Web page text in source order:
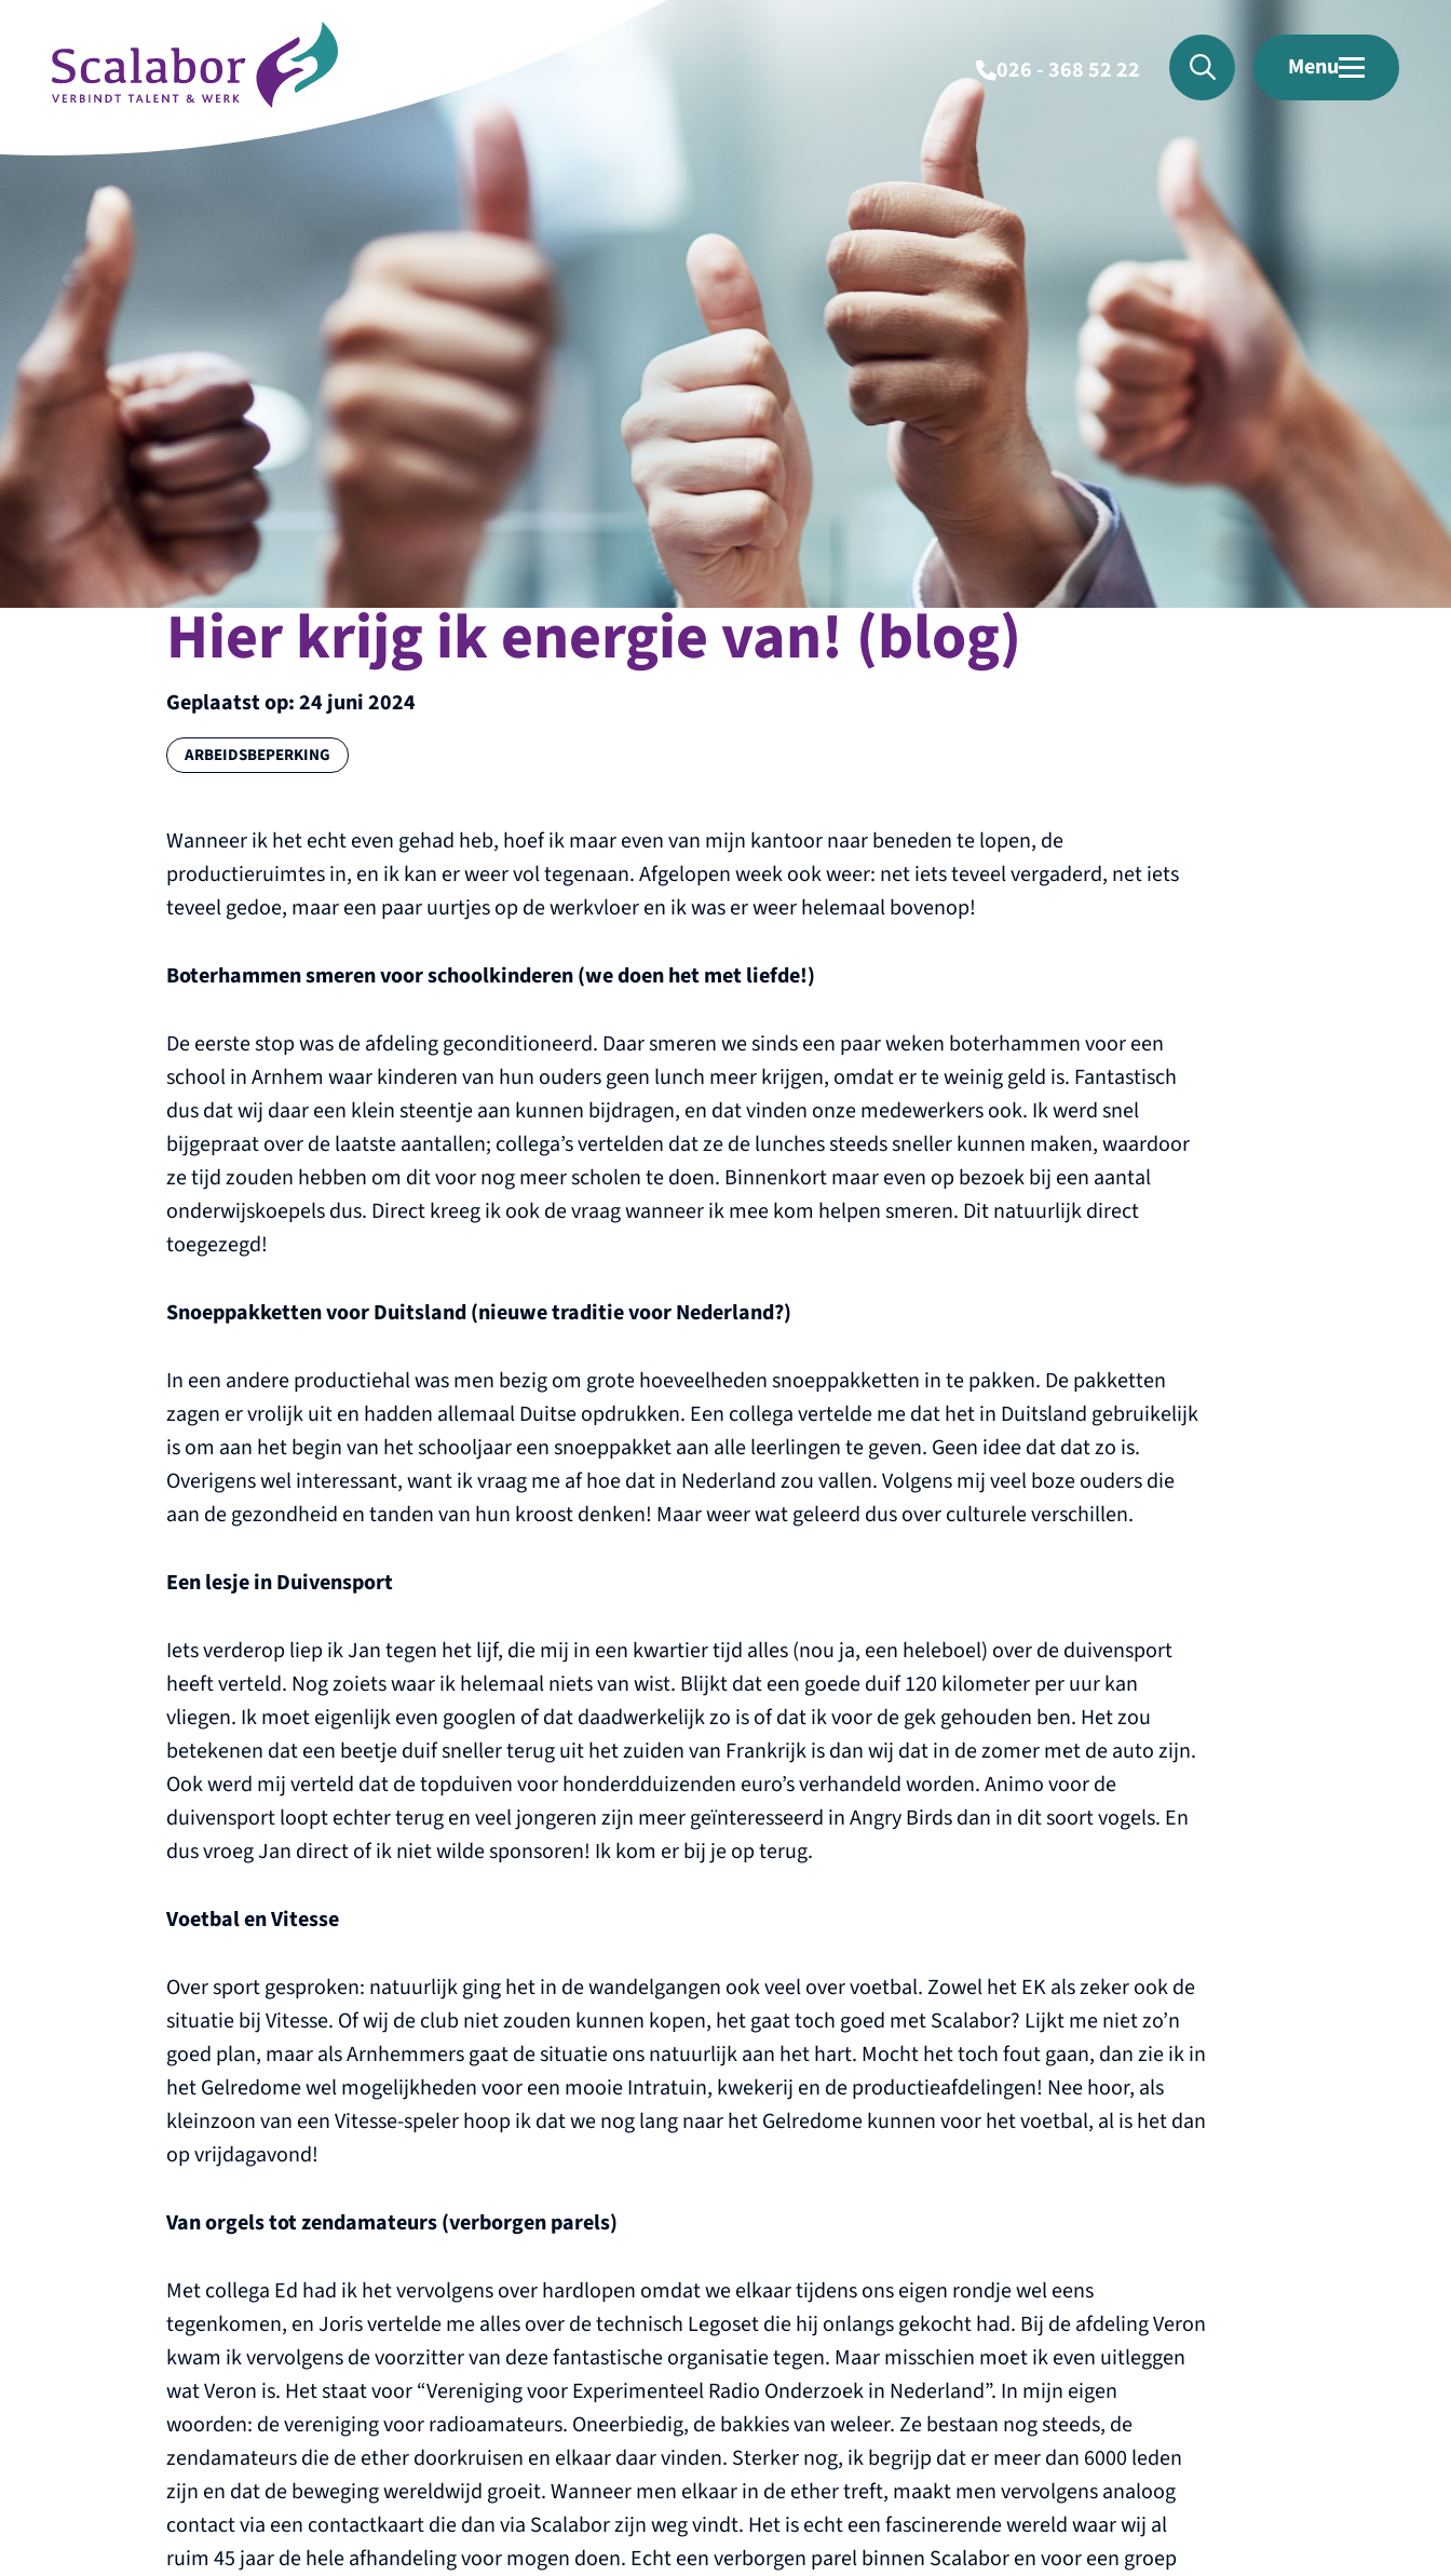
026 - 368 52 22
Menu
Hier krijg ik energie van! (blog)
Geplaatst op:24 juni 2024
Categorie:
ARBEIDSBEPERKING
Wanneer ik het echt even gehad heb, hoef ik maar even van mijn kantoor naar beneden te lopen, de
productieruimtes in, en ik kan er weer vol tegenaan. Afgelopen week ook weer: net iets teveel vergaderd, net iets
teveel gedoe, maar een paar uurtjes op de werkvloer en ik was er weer helemaal bovenop!
Boterhammen smeren voor schoolkinderen (we doen het met liefde!)
De eerste stop was de afdeling geconditioneerd. Daar smeren we sinds een paar weken boterhammen voor een
school in Arnhem waar kinderen van hun ouders geen lunch meer krijgen, omdat er te weinig geld is. Fantastisch
dus dat wij daar een klein steentje aan kunnen bijdragen, en dat vinden onze medewerkers ook. Ik werd snel
bijgepraat over de laatste aantallen; collega’s vertelden dat ze de lunches steeds sneller kunnen maken, waardoor
ze tijd zouden hebben om dit voor nog meer scholen te doen. Binnenkort maar even op bezoek bij een aantal
onderwijskoepels dus. Direct kreeg ik ook de vraag wanneer ik mee kom helpen smeren. Dit natuurlijk direct
toegezegd!
Snoeppakketten voor Duitsland (nieuwe traditie voor Nederland?)
In een andere productiehal was men bezig om grote hoeveelheden snoeppakketten in te pakken. De pakketten
zagen er vrolijk uit en hadden allemaal Duitse opdrukken. Een collega vertelde me dat het in Duitsland gebruikelijk
is om aan het begin van het schooljaar een snoeppakket aan alle leerlingen te geven. Geen idee dat dat zo is.
Overigens wel interessant, want ik vraag me af hoe dat in Nederland zou vallen. Volgens mij veel boze ouders die
aan de gezondheid en tanden van hun kroost denken! Maar weer wat geleerd dus over culturele verschillen.
Een lesje in Duivensport
Iets verderop liep ik Jan tegen het lijf, die mij in een kwartier tijd alles (nou ja, een heleboel) over de duivensport
heeft verteld. Nog zoiets waar ik helemaal niets van wist. Blijkt dat een goede duif 120 kilometer per uur kan
vliegen. Ik moet eigenlijk even googlen of dat daadwerkelijk zo is of dat ik voor de gek gehouden ben. Het zou
betekenen dat een beetje duif sneller terug uit het zuiden van Frankrijk is dan wij dat in de zomer met de auto zijn.
Ook werd mij verteld dat de topduiven voor honderdduizenden euro’s verhandeld worden. Animo voor de
duivensport loopt echter terug en veel jongeren zijn meer geïnteresseerd in Angry Birds dan in dit soort vogels. En
dus vroeg Jan direct of ik niet wilde sponsoren! Ik kom er bij je op terug.
Voetbal en Vitesse
Over sport gesproken: natuurlijk ging het in de wandelgangen ook veel over voetbal. Zowel het EK als zeker ook de
situatie bij Vitesse. Of wij de club niet zouden kunnen kopen, het gaat toch goed met Scalabor? Lijkt me niet zo’n
goed plan, maar als Arnhemmers gaat de situatie ons natuurlijk aan het hart. Mocht het toch fout gaan, dan zie ik in
het Gelredome wel mogelijkheden voor een mooie Intratuin, kwekerij en de productieafdelingen! Nee hoor, als
kleinzoon van een Vitesse-speler hoop ik dat we nog lang naar het Gelredome kunnen voor het voetbal, al is het dan
op vrijdagavond!
Van orgels tot zendamateurs (verborgen parels)
Met collega Ed had ik het vervolgens over hardlopen omdat we elkaar tijdens ons eigen rondje wel eens
tegenkomen, en Joris vertelde me alles over de technisch Legoset die hij onlangs gekocht had. Bij de afdeling Veron
kwam ik vervolgens de voorzitter van deze fantastische organisatie tegen. Maar misschien moet ik even uitleggen
wat Veron is. Het staat voor “Vereniging voor Experimenteel Radio Onderzoek in Nederland”. In mijn eigen
woorden: de vereniging voor radioamateurs. Oneerbiedig, de bakkies van weleer. Ze bestaan nog steeds, de
zendamateurs die de ether doorkruisen en elkaar daar vinden. Sterker nog, ik begrijp dat er meer dan 6000 leden
zijn en dat de beweging wereldwijd groeit. Wanneer men elkaar in de ether treft, maakt men vervolgens analoog
contact via een contactkaart die dan via Scalabor zijn weg vindt. Het is echt een fascinerende wereld waar wij al
ruim 45 jaar de hele afhandeling voor mogen doen. Echt een verborgen parel binnen Scalabor en voor een groep